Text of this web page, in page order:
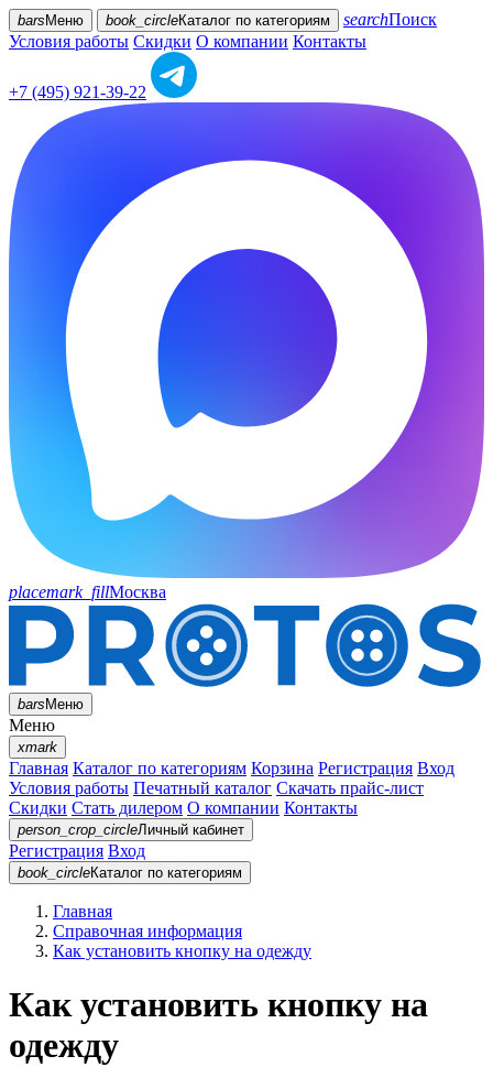
bars Меню book_circleКаталог по категориям searchПоиск
Условия работы Скидки О компании Контакты
+7 (495) 921-39-22
placemark_fillМосква
barsМеню
Меню
xmark
Главная Каталог по категориям Корзина Регистрация Вход
Условия работы Печатный каталог Скачать прайс-лист
Скидки Стать дилером О компании Контакты
person_crop_circleЛичный кабинет
Регистрация Вход
book_circleКаталог по категориям
Главная
Справочная информация
Как установить кнопку на одежду
Как установить кнопку на
одежду